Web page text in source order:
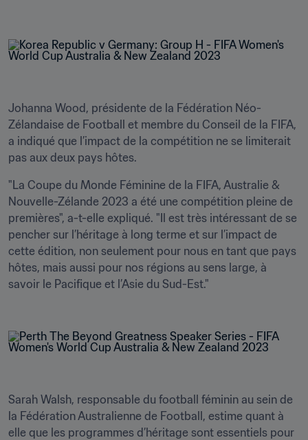
Johanna Wood, présidente de la Fédération Néo-
Zélandaise de Football et membre du Conseil de la FIFA,
a indiqué que l’impact de la compétition ne se limiterait
pas aux deux pays hôtes.
"La Coupe du Monde Féminine de la FIFA, Australie &
Nouvelle-Zélande 2023 a été une compétition pleine de
premières", a-t-elle expliqué. "Il est très intéressant de se
pencher sur l’héritage à long terme et sur l’impact de
cette édition, non seulement pour nous en tant que pays
hôtes, mais aussi pour nos régions au sens large, à
savoir le Pacifique et l’Asie du Sud-Est."
Sarah Walsh, responsable du football féminin au sein de
la Fédération Australienne de Football, estime quant à
elle que les programmes d’héritage sont essentiels pour